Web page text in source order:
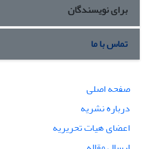
برای نویسندگان
تماس با ما
صفحه اصلی
درباره نشریه
اعضای هیات تحریریه